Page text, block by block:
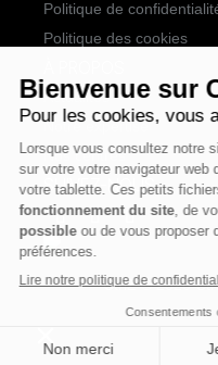
Politique de
Politique des cookies
Actualités
Notre expertise
Nos centres
SUIVEZ-NOUS
CtrlZ © 2026